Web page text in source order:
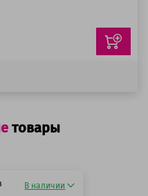
товары
В наличии